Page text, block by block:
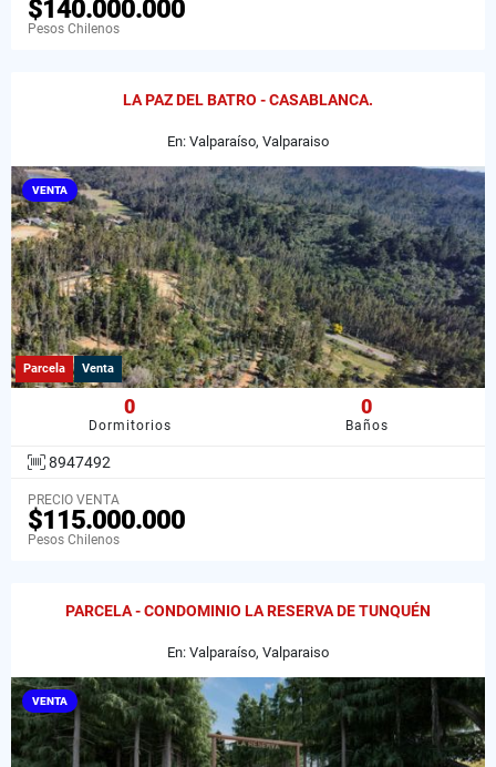
$140.000.000
Pesos Chilenos
LA PAZ DEL BATRO - CASABLANCA.
En: Valparaíso, Valparaiso
VENTA
Parcela Venta
0
Dormitorios
0
Baños
8947492
PRECIO VENTA
$115.000.000
Pesos Chilenos
PARCELA - CONDOMINIO LA RESERVA DE TUNQUÉN
En: Valparaíso, Valparaiso
VENTA